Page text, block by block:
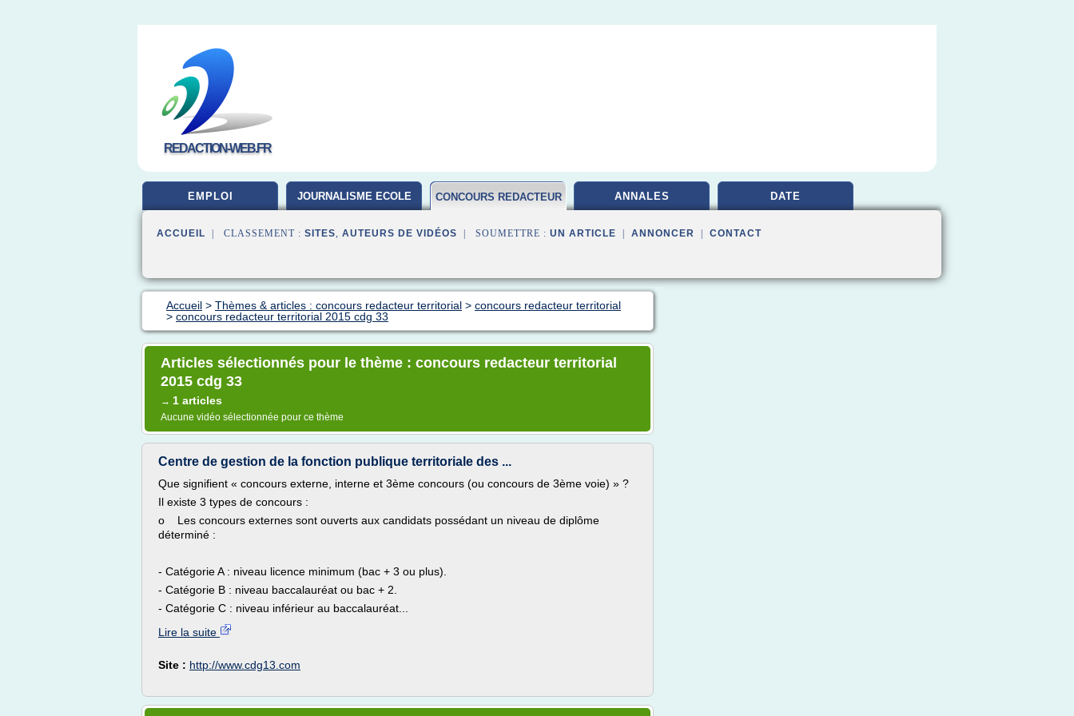
REDACTION-WEB.FR
EMPLOI JOURNALISME ECOLE CONCOURS REDACTEUR ANNALES DATE
ACCUEIL | CLASSEMENT : SITES, AUTEURS DE VIDÉOS | SOUMETTRE : UN ARTICLE ANNONCER CONTACT
Accueil > Thèmes & articles : concours redacteur territorial > concours redacteur territorial
> concours redacteur territorial 2015 cdg 33
Articles sélectionnés pour le thème : concours redacteur territorial
2015 cdg 33
→ 1 articles
Aucune vidéo sélectionnée pour ce thème
Centre de gestion de la fonction publique territoriale des ...
Que signifient « concours externe, interne et 3ème concours (ou concours de 3ème voie) » ?
Il existe 3 types de concours :
o Les concours externes sont ouverts aux candidats possédant un niveau de diplôme
déterminé :
- Catégorie A : niveau licence minimum (bac + 3 ou plus).
- Catégorie B : niveau baccalauréat ou bac + 2.
- Catégorie C : niveau inférieur au baccalauréat...
Lire la suite
Site : http://www.cdg13.com